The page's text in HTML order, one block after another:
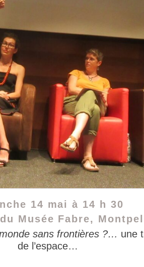
14 mai à 14 h 30
Musée Fabre,
sans frontières ?… une
de l’espace…